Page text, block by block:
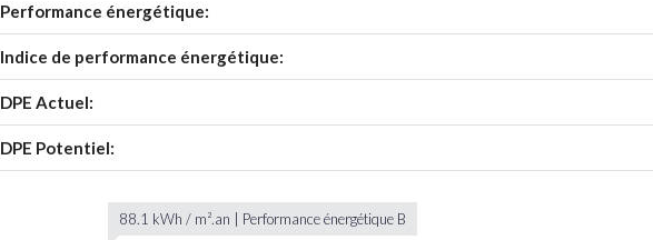
Performance énergétique:
Indice de performance énergétique:
DPE Actuel:
DPE Potentiel:
88.1 kWh / m².an | Performance énergétique B